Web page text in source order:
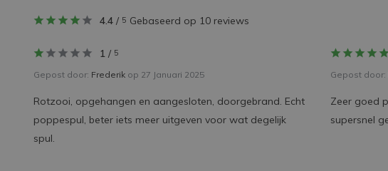
4.4 / 5 Gebaseerd op 10 reviews
1 / 5
Gepost door: Frederik op 27 Januari 2025
Rotzooi, opgehangen en aangesloten, doorgebrand. Echt
poppespul, beter iets meer uitgeven voor wat degelijk
spul.
Gepost door:
Zeer goed
supersnel